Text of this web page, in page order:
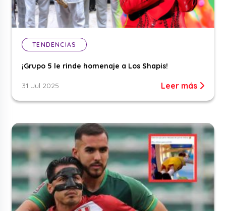
TENDENCIAS
¡Grupo 5 le rinde homenaje a Los Shapis!
31 Jul 2025 Leer más